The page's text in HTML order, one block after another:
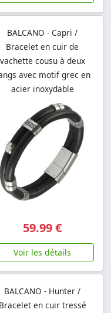
BALCANO - Capri /
Bracelet en cuir de
vachette cousu à deux
avec motif grec en
acier inoxydable
59.99 €
Voir les détails
BALCANO - Hunter /
Bracelet en cuir tressé